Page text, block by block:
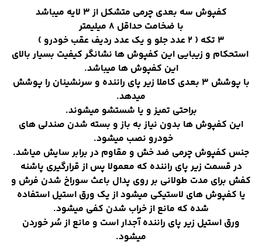
کفپوش سه بعدی چرمی متشکل از 3 لایه میباشد
با ضخامت حداقل 8 میلیمتر
3 تکه ( 2 عدد جلو و یک عدد ردیف عقب خودرو )
استحکام و زیبایی این کفپوش ها نشانگر کیفیت بسیار بالای
این کفپوش ها میباشد.
با پوشش 3 بعدی کاملا زیر پای راننده و سرنشینان را پوشش
میدهد.
براحتی تمیز و یا شستشو میشوند.
این کفپوش ها بدون نیاز به باز و بسته شدن صندلی های
خودرو نصب میشود.
جنس کفپوش چرمی ضد خش و مقاوم در برابر سایش میاشد.
در قسمت زیر پای راننده که معمولا پس از قرارگیری پاشنه
کفش برای مدت طولانی بر روی پدال باعث سوراخ شدن فرش و
یا کفپوش های لاستیکی میشود از یک ورق استیل استفاده
شده که مانع از خراب شدن کفی میشود.
ورق استیل زیر پای راننده آجدار است و مانع از سُر خوردن
میشود.